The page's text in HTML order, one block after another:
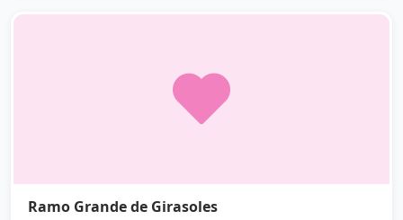
Ramo Grande de Girasoles